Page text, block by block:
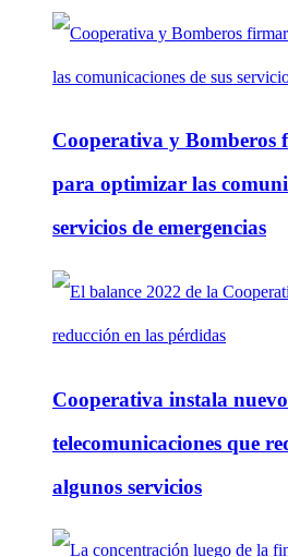
Cooperativa y Bomberos
para optimizar las
servicios de emergencias
Cooperativa instala
telecomunicaciones que
algunos servicios